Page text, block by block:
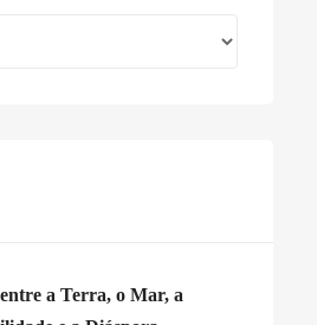
a Terra, o Mar, a